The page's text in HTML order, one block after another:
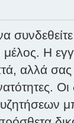
Η
αλλά σας
Οι